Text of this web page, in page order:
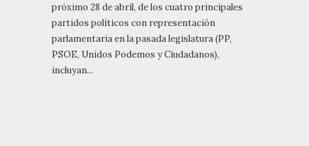
próximo 28 de abril, de los cuatro principales
partidos políticos con representación
parlamentaria en la pasada legislatura (PP,
PSOE, Unidos Podemos y Ciudadanos),
incluyan...